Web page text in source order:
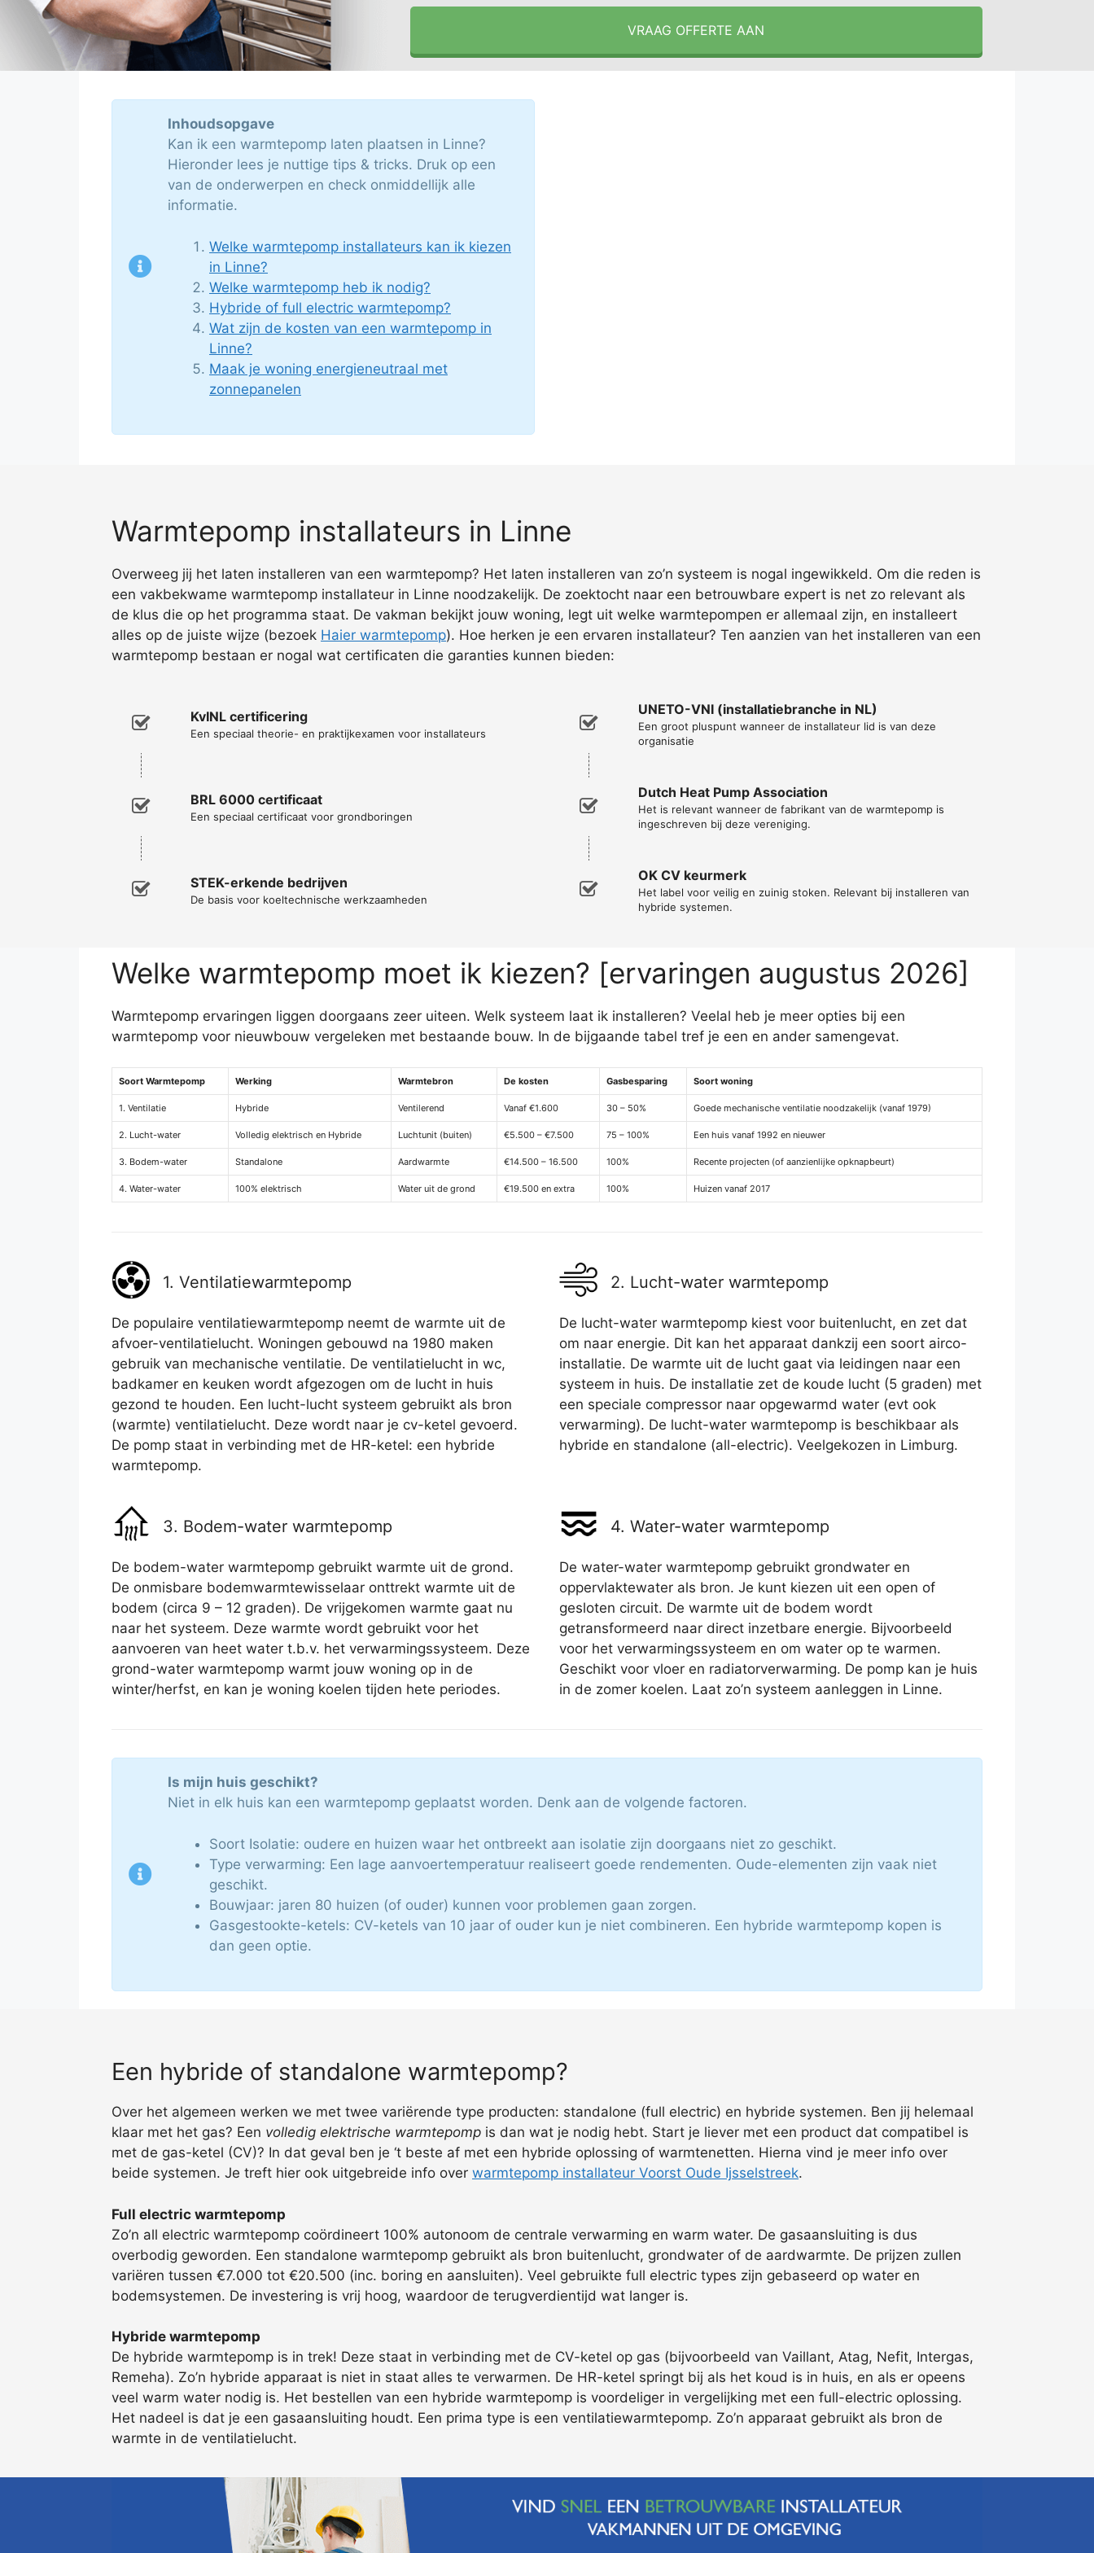
VRAAG OFFERTE AAN
Inhoudsopgave
Kan ik een warmtepomp laten plaatsen in Linne?
Hieronder lees je nuttige tips & tricks. Druk op een
van de onderwerpen en check onmiddellijk alle
informatie.
Welke warmtepomp installateurs kan ik kiezen
in Linne?
Welke warmtepomp heb ik nodig?
Hybride of full electric warmtepomp?
Wat zijn de kosten van een warmtepomp in
Linne?
Maak je woning energieneutraal met
zonnepanelen
Warmtepomp installateurs in Linne
Overweeg jij het laten installeren van een warmtepomp? Het laten installeren van zo’n systeem is nogal ingewikkeld. Om die reden is
een vakbekwame warmtepomp installateur in Linne noodzakelijk. De zoektocht naar een betrouwbare expert is net zo relevant als
de klus die op het programma staat. De vakman bekijkt jouw woning, legt uit welke warmtepompen er allemaal zijn, en installeert
alles op de juiste wijze (bezoek Haier warmtepomp). Hoe herken je een ervaren installateur? Ten aanzien van het installeren van een
warmtepomp bestaan er nogal wat certificaten die garanties kunnen bieden:
KvINL certificering
Een speciaal theorie- en praktijkexamen voor installateurs
BRL 6000 certificaat
Een speciaal certificaat voor grondboringen
STEK-erkende bedrijven
De basis voor koeltechnische werkzaamheden
UNETO-VNI (installatiebranche in NL)
Een groot pluspunt wanneer de installateur lid is van deze
organisatie
Dutch Heat Pump Association
Het is relevant wanneer de fabrikant van de warmtepomp is
ingeschreven bij deze vereniging.
OK CV keurmerk
Het label voor veilig en zuinig stoken. Relevant bij installeren van
hybride systemen.
Welke warmtepomp moet ik kiezen? [ervaringen augustus 2026]
Warmtepomp ervaringen liggen doorgaans zeer uiteen. Welk systeem laat ik installeren? Veelal heb je meer opties bij een
warmtepomp voor nieuwbouw vergeleken met bestaande bouw. In de bijgaande tabel tref je een en ander samengevat.
Soort Warmtepomp Werking Warmtebron De kosten Gasbesparing Soort woning
1. Ventilatie Hybride Ventilerend Vanaf €1.600 30 – 50% Goede mechanische ventilatie noodzakelijk (vanaf 1979)
2. Lucht-water Volledig elektrisch en Hybride Luchtunit (buiten) €5.500 – €7.500 75 – 100% Een huis vanaf 1992 en nieuwer
3. Bodem-water Standalone Aardwarmte €14.500 – 16.500 100% Recente projecten (of aanzienlijke opknapbeurt)
4. Water-water 100% elektrisch Water uit de grond €19.500 en extra 100% Huizen vanaf 2017
1. Ventilatiewarmtepomp
De populaire ventilatiewarmtepomp neemt de warmte uit de
afvoer-ventilatielucht. Woningen gebouwd na 1980 maken
gebruik van mechanische ventilatie. De ventilatielucht in wc,
badkamer en keuken wordt afgezogen om de lucht in huis
gezond te houden. Een lucht-lucht systeem gebruikt als bron
(warmte) ventilatielucht. Deze wordt naar je cv-ketel gevoerd.
De pomp staat in verbinding met de HR-ketel: een hybride
warmtepomp.
2. Lucht-water warmtepomp
De lucht-water warmtepomp kiest voor buitenlucht, en zet dat
om naar energie. Dit kan het apparaat dankzij een soort airco-
installatie. De warmte uit de lucht gaat via leidingen naar een
systeem in huis. De installatie zet de koude lucht (5 graden) met
een speciale compressor naar opgewarmd water (evt ook
verwarming). De lucht-water warmtepomp is beschikbaar als
hybride en standalone (all-electric). Veelgekozen in Limburg.
3. Bodem-water warmtepomp
De bodem-water warmtepomp gebruikt warmte uit de grond.
De onmisbare bodemwarmtewisselaar onttrekt warmte uit de
bodem (circa 9 – 12 graden). De vrijgekomen warmte gaat nu
naar het systeem. Deze warmte wordt gebruikt voor het
aanvoeren van heet water t.b.v. het verwarmingssysteem. Deze
grond-water warmtepomp warmt jouw woning op in de
winter/herfst, en kan je woning koelen tijden hete periodes.
4. Water-water warmtepomp
De water-water warmtepomp gebruikt grondwater en
oppervlaktewater als bron. Je kunt kiezen uit een open of
gesloten circuit. De warmte uit de bodem wordt
getransformeerd naar direct inzetbare energie. Bijvoorbeeld
voor het verwarmingssysteem en om water op te warmen.
Geschikt voor vloer en radiatorverwarming. De pomp kan je huis
in de zomer koelen. Laat zo’n systeem aanleggen in Linne.
Is mijn huis geschikt?
Niet in elk huis kan een warmtepomp geplaatst worden. Denk aan de volgende factoren.
Soort Isolatie: oudere en huizen waar het ontbreekt aan isolatie zijn doorgaans niet zo geschikt.
Type verwarming: Een lage aanvoertemperatuur realiseert goede rendementen. Oude-elementen zijn vaak niet
geschikt.
Bouwjaar: jaren 80 huizen (of ouder) kunnen voor problemen gaan zorgen.
Gasgestookte-ketels: CV-ketels van 10 jaar of ouder kun je niet combineren. Een hybride warmtepomp kopen is
dan geen optie.
Een hybride of standalone warmtepomp?
Over het algemeen werken we met twee variërende type producten: standalone (full electric) en hybride systemen. Ben jij helemaal
klaar met het gas? Een volledig elektrische warmtepomp is dan wat je nodig hebt. Start je liever met een product dat compatibel is
met de gas-ketel (CV)? In dat geval ben je ‘t beste af met een hybride oplossing of warmtenetten. Hierna vind je meer info over
beide systemen. Je treft hier ook uitgebreide info over warmtepomp installateur Voorst Oude Ijsselstreek.
Full electric warmtepomp
Zo’n all electric warmtepomp coördineert 100% autonoom de centrale verwarming en warm water. De gasaansluiting is dus
overbodig geworden. Een standalone warmtepomp gebruikt als bron buitenlucht, grondwater of de aardwarmte. De prijzen zullen
variëren tussen €7.000 tot €20.500 (inc. boring en aansluiten). Veel gebruikte full electric types zijn gebaseerd op water en
bodemsystemen. De investering is vrij hoog, waardoor de terugverdientijd wat langer is.
Hybride warmtepomp
De hybride warmtepomp is in trek! Deze staat in verbinding met de CV-ketel op gas (bijvoorbeeld van Vaillant, Atag, Nefit, Intergas,
Remeha). Zo’n hybride apparaat is niet in staat alles te verwarmen. De HR-ketel springt bij als het koud is in huis, en als er opeens
veel warm water nodig is. Het bestellen van een hybride warmtepomp is voordeliger in vergelijking met een full-electric oplossing.
Het nadeel is dat je een gasaansluiting houdt. Een prima type is een ventilatiewarmtepomp. Zo’n apparaat gebruikt als bron de
warmte in de ventilatielucht.